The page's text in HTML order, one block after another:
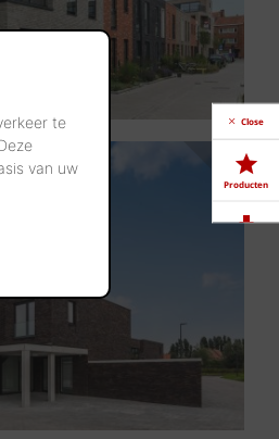
te
van uw
Close
Producten